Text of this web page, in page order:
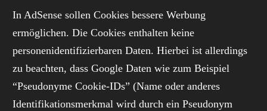
In AdSense sollen Cookies bessere Werbung
ermöglichen. Die Cookies enthalten keine
personenidentifizierbaren Daten. Hierbei ist allerdings
zu beachten, dass Google Daten wie zum Beispiel
“Pseudonyme Cookie-IDs” (Name oder anderes
Identifikationsmerkmal wird durch ein Pseudonym